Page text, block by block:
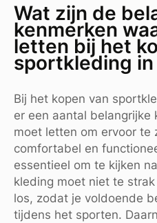
Wat zijn de
kenmerken
letten bij het
sportkleding
Bij het kopen van
er een aantal belangrijke
moet letten om ervoor te
comfortabel en
essentieel om te kijken
kleding moet niet te
los, zodat je voldoende
tijdens het sporten.